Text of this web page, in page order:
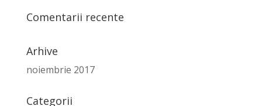
Comentarii recente
Arhive
noiembrie 2017
Categorii